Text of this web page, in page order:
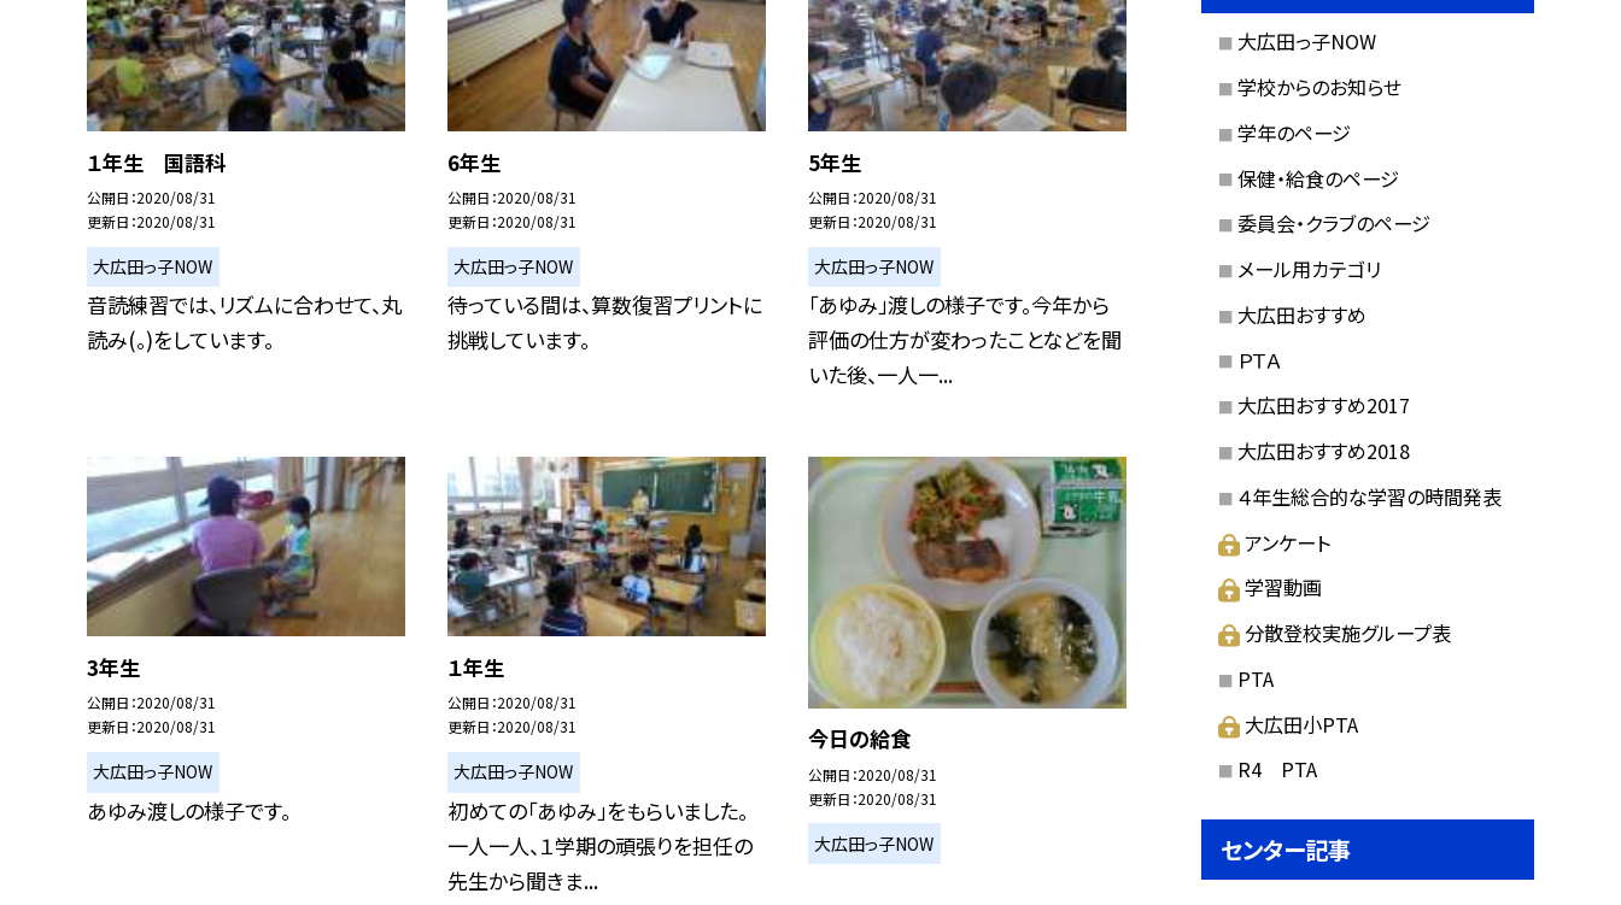
１年生 国語科
公開日 2020/08/31
更新日 2020/08/31
大広田っ子NOW
音読練習では、リズムに合わせて、丸
読み(。)をしています。
6年生
公開日 2020/08/31
更新日 2020/08/31
大広田っ子NOW
待っている間は、算数復習プリントに
挑戦しています。
5年生
公開日 2020/08/31
更新日 2020/08/31
大広田っ子NOW
「あゆみ」渡しの様子です。今年から
評価の仕方が変わったことなどを聞
いた後、一人一...
3年生
公開日 2020/08/31
更新日 2020/08/31
大広田っ子NOW
あゆみ渡しの様子です。
１年生
公開日 2020/08/31
更新日 2020/08/31
大広田っ子NOW
初めての「あゆみ」をもらいました。
一人一人、１学期の頑張りを担任の
先生から聞きま...
今日の給食
公開日 2020/08/31
更新日 2020/08/31
大広田っ子NOW
大広田っ子NOW
学校からのお知らせ
学年のページ
保健・給食のページ
委員会・クラブのページ
メール用カテゴリ
大広田おすすめ
ＰＴＡ
大広田おすすめ2017
大広田おすすめ2018
４年生総合的な学習の時間発表
アンケート
学習動画
分散登校実施グループ表
PTA
大広田小PTA
R4 PTA
センター記事